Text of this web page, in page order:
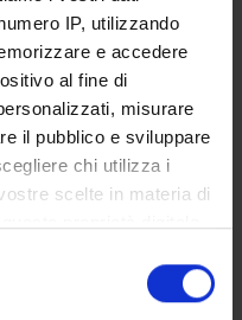
IP, utilizzando
e accedere
al fine di
misurare
il pubblico e sviluppare
chi utilizza i
scelte in materia di
in qualsiasi
cookie o facendo clic